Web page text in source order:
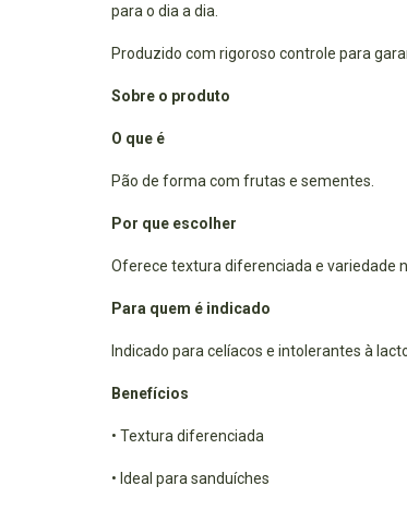
para o dia a dia.
Produzido com rigoroso controle para
Sobre o produto
O que é
Pão de forma com frutas e sementes.
Por que escolher
Oferece textura diferenciada e variedade
Para quem é indicado
Indicado para celíacos e intolerantes à
Benefícios
• Textura diferenciada
• Ideal para sanduíches